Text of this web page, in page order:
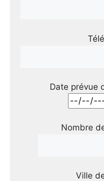
Date prévue
Nombre
Ville